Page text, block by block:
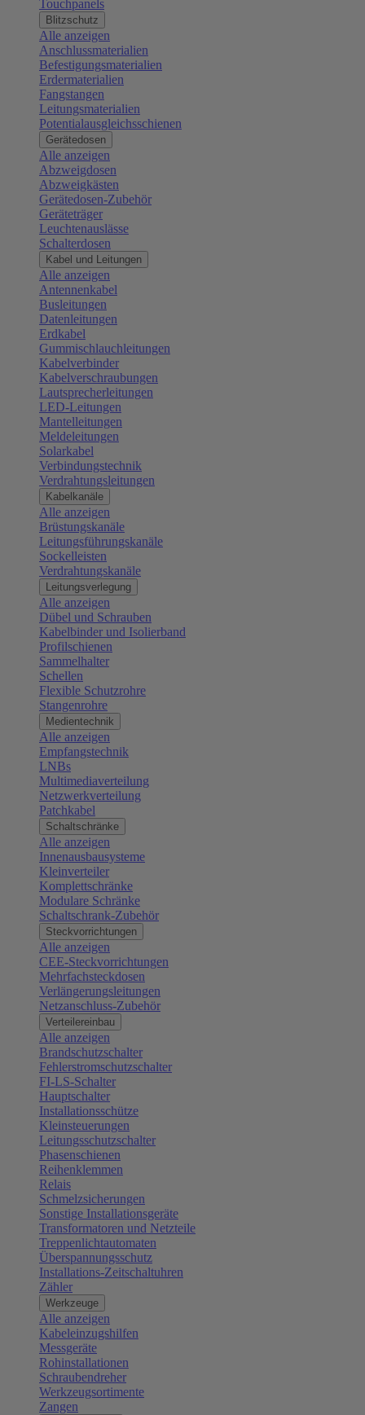
Touchpanels
Blitzschutz
Alle anzeigen
Anschlussmaterialien
Befestigungsmaterialien
Erdermaterialien
Fangstangen
Leitungsmaterialien
Potentialausgleichsschienen
Gerätedosen
Alle anzeigen
Abzweigdosen
Abzweigkästen
Gerätedosen-Zubehör
Geräteträger
Leuchtenauslässe
Schalterdosen
Kabel und Leitungen
Alle anzeigen
Antennenkabel
Busleitungen
Datenleitungen
Erdkabel
Gummischlauchleitungen
Kabelverbinder
Kabelverschraubungen
Lautsprecherleitungen
LED-Leitungen
Mantelleitungen
Meldeleitungen
Solarkabel
Verbindungstechnik
Verdrahtungsleitungen
Kabelkanäle
Alle anzeigen
Brüstungskanäle
Leitungsführungskanäle
Sockelleisten
Verdrahtungskanäle
Leitungsverlegung
Alle anzeigen
Dübel und Schrauben
Kabelbinder und Isolierband
Profilschienen
Sammelhalter
Schellen
Flexible Schutzrohre
Stangenrohre
Medientechnik
Alle anzeigen
Empfangstechnik
LNBs
Multimediaverteilung
Netzwerkverteilung
Patchkabel
Schaltschränke
Alle anzeigen
Innenausbausysteme
Kleinverteiler
Komplettschränke
Modulare Schränke
Schaltschrank-Zubehör
Steckvorrichtungen
Alle anzeigen
CEE-Steckvorrichtungen
Mehrfachsteckdosen
Verlängerungsleitungen
Netzanschluss-Zubehör
Verteilereinbau
Alle anzeigen
Brandschutzschalter
Fehlerstromschutzschalter
FI-LS-Schalter
Hauptschalter
Installationsschütze
Kleinsteuerungen
Leitungsschutzschalter
Phasenschienen
Reihenklemmen
Relais
Schmelzsicherungen
Sonstige Installationsgeräte
Transformatoren und Netzteile
Treppenlichtautomaten
Überspannungsschutz
Installations-Zeitschaltuhren
Zähler
Werkzeuge
Alle anzeigen
Kabeleinzugshilfen
Messgeräte
Rohinstallationen
Schraubendreher
Werkzeugsortimente
Zangen